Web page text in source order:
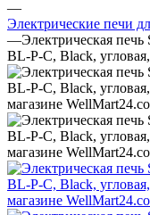
—
Электрические печи
—Электрическая
BL-P-C, Black,